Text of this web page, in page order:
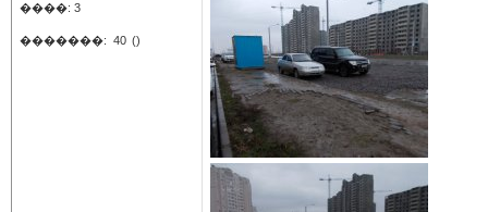
����: 3
�������: 40 ()